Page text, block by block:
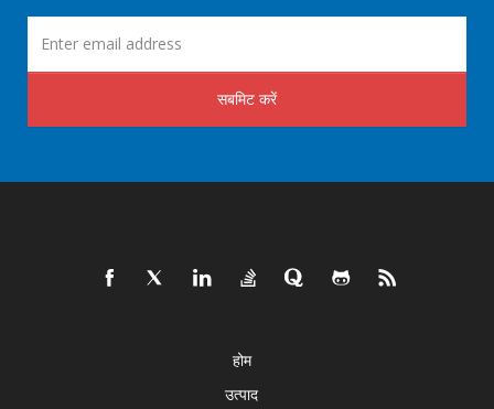
सबमिट करें
होम
उत्पाद